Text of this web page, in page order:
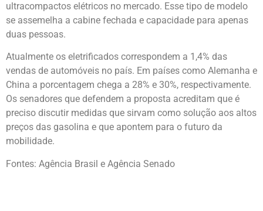
ultracompactos elétricos no mercado. Esse tipo de modelo
se assemelha a cabine fechada e capacidade para apenas
duas pessoas.
Atualmente os eletrificados correspondem a 1,4% das
vendas de automóveis no país. Em países como Alemanha e
China a porcentagem chega a 28% e 30%, respectivamente.
Os senadores que defendem a proposta acreditam que é
preciso discutir medidas que sirvam como solução aos altos
preços das gasolina e que apontem para o futuro da
mobilidade.
Fontes: Agência Brasil e Agência Senado